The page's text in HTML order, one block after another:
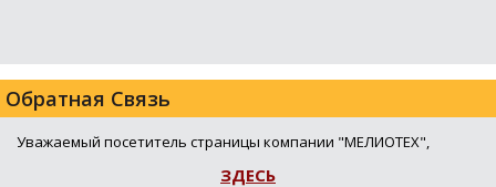
Обратная Связь
Уважаемый посетитель страницы компании "МЕЛИОТЕХ",
ЗДЕСЬ